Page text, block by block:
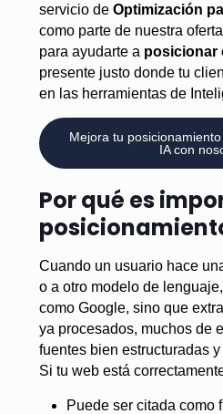
servicio de Optimización
como parte de nuestra
para ayudarte a posicionar
presente justo donde tu
en las herramientas de
Mejora tu
IA con
Por qué es
Cuando un usuario hace
o a otro modelo de
como Google, sino que
ya procesados, muchos de
fuentes bien estructuradas
Si tu web está
Puede ser citada como